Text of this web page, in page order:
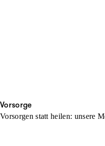
Vorsorge
Vorsorgen statt heilen: unsere